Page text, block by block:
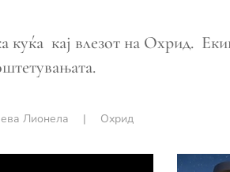
куќа кај влезот на Охрид.
Лионела | Охрид